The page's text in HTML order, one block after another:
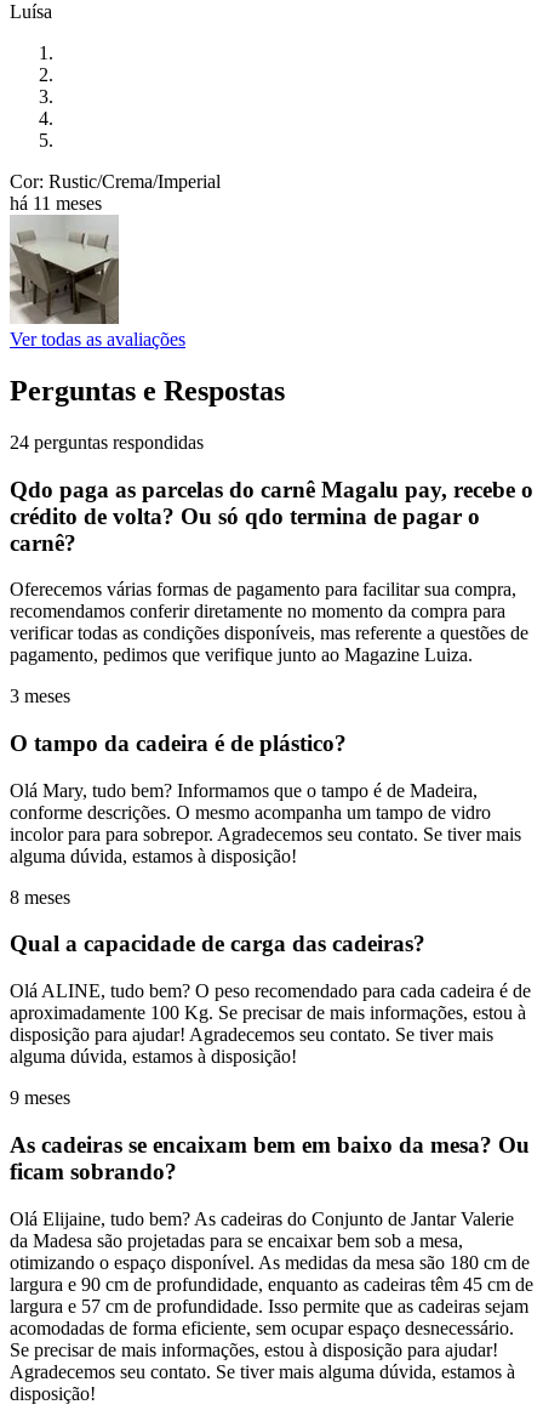
Luísa
Cor: Rustic/Crema/Imperial
há 11 meses
Ver todas as avaliações
Perguntas e Respostas
24 perguntas respondidas
Qdo paga as parcelas do carnê Magalu pay, recebe o
crédito de volta? Ou só qdo termina de pagar o
carnê?
Oferecemos várias formas de pagamento para facilitar sua compra,
recomendamos conferir diretamente no momento da compra para
verificar todas as condições disponíveis, mas referente a questões de
pagamento, pedimos que verifique junto ao Magazine Luiza.
3 meses
O tampo da cadeira é de plástico?
Olá Mary, tudo bem? Informamos que o tampo é de Madeira,
conforme descrições. O mesmo acompanha um tampo de vidro
incolor para para sobrepor. Agradecemos seu contato. Se tiver mais
alguma dúvida, estamos à disposição!
8 meses
Qual a capacidade de carga das cadeiras?
Olá ALINE, tudo bem? O peso recomendado para cada cadeira é de
aproximadamente 100 Kg. Se precisar de mais informações, estou à
disposição para ajudar! Agradecemos seu contato. Se tiver mais
alguma dúvida, estamos à disposição!
9 meses
As cadeiras se encaixam bem em baixo da mesa? Ou
ficam sobrando?
Olá Elijaine, tudo bem? As cadeiras do Conjunto de Jantar Valerie
da Madesa são projetadas para se encaixar bem sob a mesa,
otimizando o espaço disponível. As medidas da mesa são 180 cm de
largura e 90 cm de profundidade, enquanto as cadeiras têm 45 cm de
largura e 57 cm de profundidade. Isso permite que as cadeiras sejam
acomodadas de forma eficiente, sem ocupar espaço desnecessário.
Se precisar de mais informações, estou à disposição para ajudar!
Agradecemos seu contato. Se tiver mais alguma dúvida, estamos à
disposição!